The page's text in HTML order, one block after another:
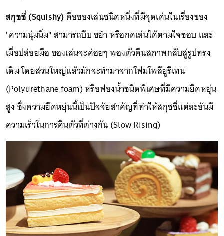
สกุชชี่ (Squishy)คือของเล่นชนิดหนึ่งที่มีจุดเด่นในเรื่องของ
"ความนุ่มนิ่ม" สามารถบีบ ขยำ หรือกดเล่นได้ตามใจชอบ และ
เมื่อปล่อยมือ ของเล่นจะค่อยๆ พองตัวคืนสภาพกลับสู่รูปทรง
เดิม โดยส่วนใหญ่แล้วมักจะทำมาจากโฟมโพลียูรีเทน
(Polyurethane foam) หรือฟองน้ำชนิดพิเศษที่มีความยืดหยุ่น
สูง ซึ่งความยืดหยุ่นนี้เป็นปัจจัยสำคัญที่ทำให้สกุชชี่แต่ละอันมี
ความเร็วในการคืนตัวที่ต่างกัน (Slow Rising)